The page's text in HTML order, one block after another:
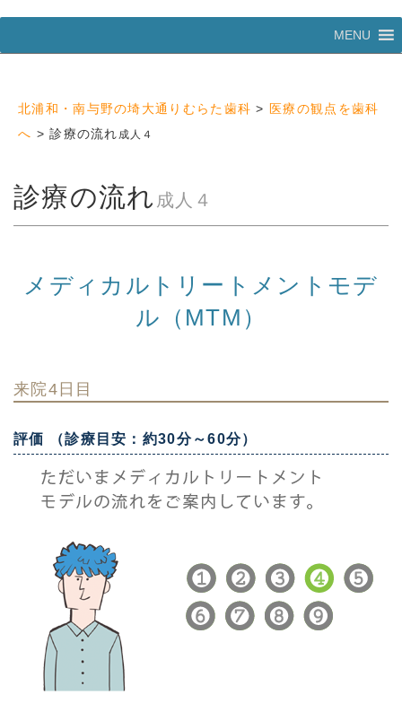
へ
MENU
北浦和・南与野の埼大通りむらた歯科 > 医療の観点を歯科
へ >診療の流れ 成人４
診療の流れ 成人４
メディカルトリートメントモデ
ル（MTM）
来院4日目
評価 （診療目安：約30分～60分）